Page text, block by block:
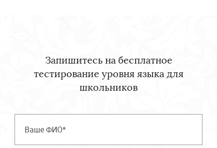
Запишитесь на бесплатное
тестирование уровня языка для
школьников